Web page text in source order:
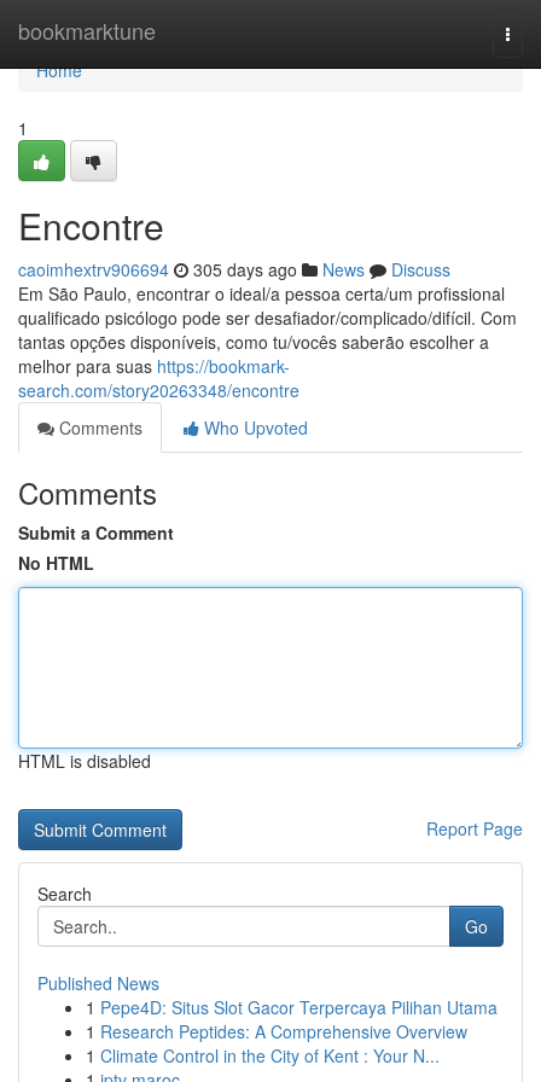
bookmarktune
Home
Home
1
Encontre
caoimhextrv906694 305 days ago News
Discuss
Em São Paulo, encontrar o ideal/a pessoa certa/um profissional
qualificado psicólogo pode ser desafiador/complicado/difícil. Com
tantas opções disponíveis, como tu/vocês saberão escolher a
melhor para suas https://bookmark-
search.com/story20263348/encontre
Comments
Who Upvoted
Comments
Submit a Comment
No HTML
HTML is disabled
Report Page
Search
Go
Published News
1 Pepe4D: Situs Slot Gacor Terpercaya Pilihan Utama
1 Research Peptides: A Comprehensive Overview
1 Climate Control in the City of Kent : Your N...